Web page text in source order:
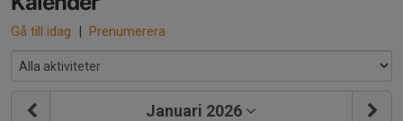
Gå till idag | Prenumerera
Januari 2026